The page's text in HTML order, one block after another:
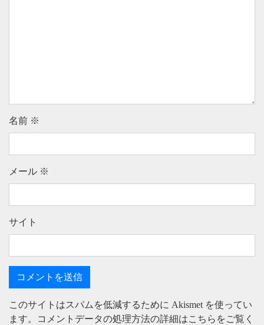
名前 ※
メール ※
サイト
このサイトはスパムを低減するために Akismet を使ってい
ます。
コメントデータの処理方法の詳細はこちらをご覧く